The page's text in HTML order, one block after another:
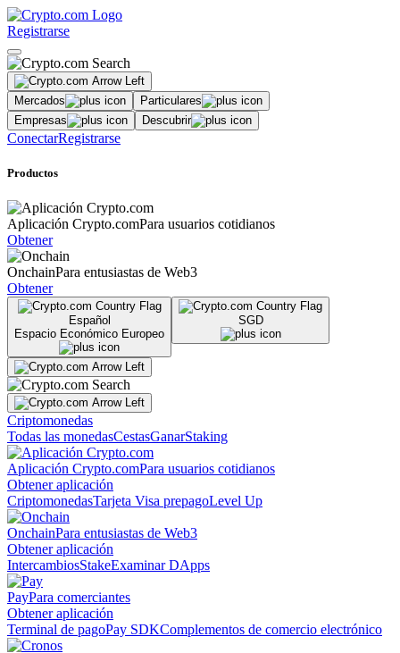
Registrarse
Mercados
Particulares
Empresas
Descubrir
ConectarRegistrarse
Productos
Aplicación Crypto.comPara usuarios cotidianos
Obtener
OnchainPara entusiastas de Web3
Obtener
Español
Espacio Económico Europeo
SGD
Criptomonedas
Todas las monedasCestasGanarStaking
Aplicación Crypto.comPara usuarios cotidianos
Obtener aplicación
CriptomonedasTarjeta Visa prepagoLevel Up
OnchainPara entusiastas de Web3
Obtener aplicación
IntercambiosStakeExaminar DApps
PayPara comerciantes
Obtener aplicación
Terminal de pagoPay SDKComplementos de comercio electrónico